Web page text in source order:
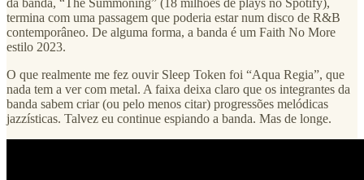
termina com uma passagem que poderia estar num disco de R&B
contemporâneo. De alguma forma, a banda é um Faith No More
estilo 2023.
O que realmente me fez ouvir Sleep Token foi “Aqua Regia”, que
nada tem a ver com metal. A faixa deixa claro que os integrantes da
banda sabem criar (ou pelo menos citar) progressões melódicas
jazzísticas. Talvez eu continue espiando a banda. Mas de longe.